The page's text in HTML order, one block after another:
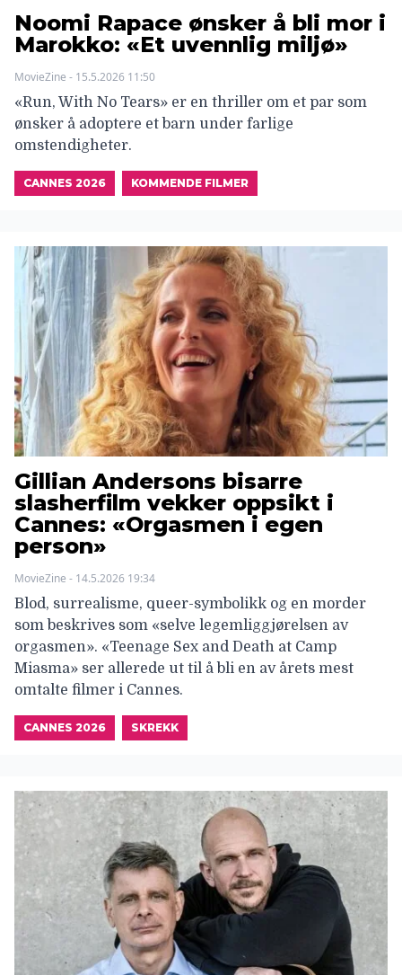
Noomi Rapace ønsker å bli mor i
Marokko: «Et uvennlig miljø»
MovieZine - 15.5.2026 11:50
«Run, With No Tears» er en thriller om et par som
ønsker å adoptere et barn under farlige
omstendigheter.
CANNES 2026 KOMMENDE FILMER
Gillian Andersons bisarre
slasherfilm vekker oppsikt i
Cannes: «Orgasmen i egen
person»
MovieZine - 14.5.2026 19:34
Blod, surrealisme, queer-symbolikk og en morder
som beskrives som «selve legemliggjørelsen av
orgasmen». «Teenage Sex and Death at Camp
Miasma» ser allerede ut til å bli en av årets mest
omtalte filmer i Cannes.
CANNES 2026 SKREKK